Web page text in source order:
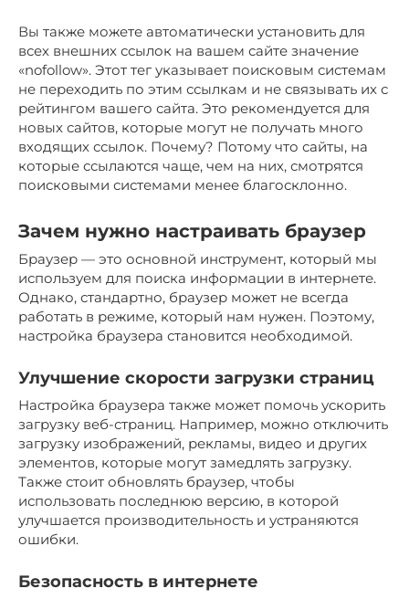
Вы также можете автоматически установить для
всех внешних ссылок на вашем сайте значение
«nofollow». Этот тег указывает поисковым системам
не переходить по этим ссылкам и не связывать их с
рейтингом вашего сайта. Это рекомендуется для
новых сайтов, которые могут не получать много
входящих ссылок. Почему? Потому что сайты, на
которые ссылаются чаще, чем на них, смотрятся
поисковыми системами менее благосклонно.
Зачем нужно настраивать браузер
Браузер — это основной инструмент, который мы
используем для поиска информации в интернете.
Однако, стандартно, браузер может не всегда
работать в режиме, который нам нужен. Поэтому,
настройка браузера становится необходимой.
Улучшение скорости загрузки страниц
Настройка браузера также может помочь ускорить
загрузку веб-страниц. Например, можно отключить
загрузку изображений, рекламы, видео и других
элементов, которые могут замедлять загрузку.
Также стоит обновлять браузер, чтобы
использовать последнюю версию, в которой
улучшается производительность и устраняются
ошибки.
Безопасность в интернете